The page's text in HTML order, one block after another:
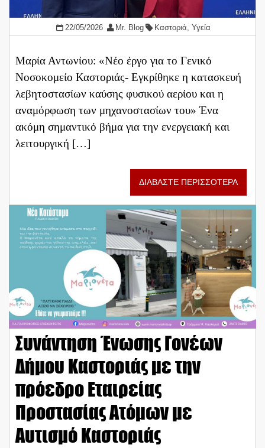
22/05/2026 Mr. Blog Καστοριά ,Υγεία
Μαρία Αντωνίου: «Νέο έργο για το Γενικό
Νοσοκομείο Καστοριάς- Εγκρίθηκε η κατασκευή
λεβητοστασίων καύσης φυσικού αερίου και η
αναμόρφωση των μηχανοστασίων του» ​Ένα
ακόμη σημαντικό βήμα για την ενεργειακή και
λειτουργική […]
ΔΙΑΒΑΣΤΕ ΠΕΡΙΣΣΟΤΕΡΑ
Συνάντηση Ένωσης Γονέων
Δήμου Καστοριάς με την
πρόεδρο Εταιρείας
Προστασίας Ατόμων με
Αυτισμό Καστοριάς